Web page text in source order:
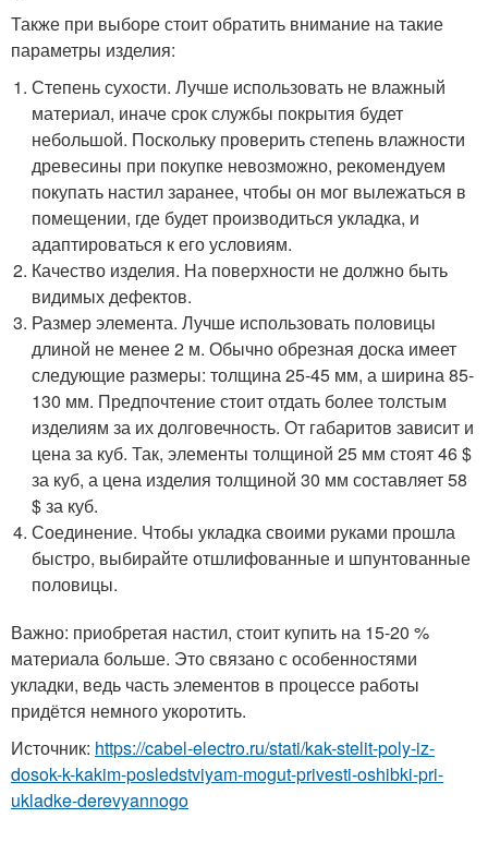
Также при выборе стоит обратить внимание на такие
параметры изделия:
Степень сухости. Лучше использовать не влажный
материал, иначе срок службы покрытия будет
небольшой. Поскольку проверить степень влажности
древесины при покупке невозможно, рекомендуем
покупать настил заранее, чтобы он мог вылежаться в
помещении, где будет производиться укладка, и
адаптироваться к его условиям.
Качество изделия. На поверхности не должно быть
видимых дефектов.
Размер элемента. Лучше использовать половицы
длиной не менее 2 м. Обычно обрезная доска имеет
следующие размеры: толщина 25-45 мм, а ширина 85-
130 мм. Предпочтение стоит отдать более толстым
изделиям за их долговечность. От габаритов зависит и
цена за куб. Так, элементы толщиной 25 мм стоят 46 $
за куб, а цена изделия толщиной 30 мм составляет 58
$ за куб.
Соединение. Чтобы укладка своими руками прошла
быстро, выбирайте отшлифованные и шпунтованные
половицы.
Важно: приобретая настил, стоит купить на 15-20 %
материала больше. Это связано с особенностями
укладки, ведь часть элементов в процессе работы
придётся немного укоротить.
Источник: https://cabel-electro.ru/stati/kak-stelit-poly-iz-
dosok-k-kakim-posledstviyam-mogut-privesti-oshibki-pri-
ukladke-derevyannogo